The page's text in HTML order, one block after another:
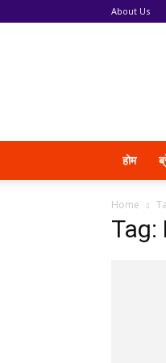
About Us
होम
Home
Tag: